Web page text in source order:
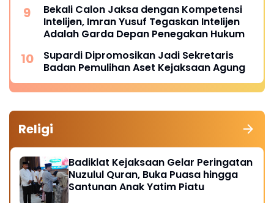
Bekali Calon Jaksa dengan Kompetensi
Intelijen, Imran Yusuf Tegaskan Intelijen
Adalah Garda Depan Penegakan Hukum
Supardi Dipromosikan Jadi Sekretaris
Badan Pemulihan Aset Kejaksaan Agung
Religi
Badiklat Kejaksaan Gelar Peringatan
Nuzulul Quran, Buka Puasa hingga
Santunan Anak Yatim Piatu